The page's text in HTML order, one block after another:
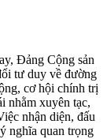
Đảng Cộng sản
tư duy về đường
cơ hội chính trị
nhằm xuyên tạc,
nhận diện, đấu
nghĩa quan trọng